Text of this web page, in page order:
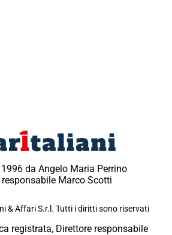
da Angelo Maria Perrino
responsabile Marco Scotti
& Affari S.r.l. Tutti i diritti sono riservati
registrata, Direttore responsabile